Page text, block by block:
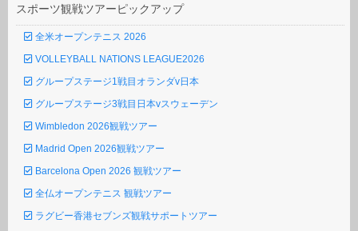
スポーツ観戦ツアーピックアップ
全米オープンテニス 2026
VOLLEYBALL NATIONS LEAGUE2026
グループステージ1戦目オランダv日本
グループステージ3戦目日本vスウェーデン
Wimbledon 2026観戦ツアー
Madrid Open 2026観戦ツアー
Barcelona Open 2026 観戦ツアー
全仏オープンテニス 観戦ツアー
ラグビー香港セブンズ観戦サポートツアー